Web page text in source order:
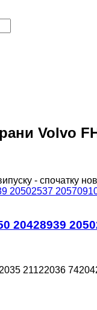
Volvo
- спочатку
20428939
21122036